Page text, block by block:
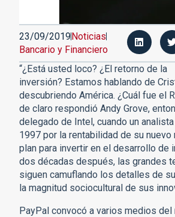
23/09/2019Noticias
Bancario y Financiero
“¿Está usted loco? ¿El retorno de la
inversión? Estamos hablando de
descubriendo América. ¿Cuál fue el
de claro respondió Andy Grove,
delegado de Intel, cuando un
1997 por la rentabilidad de su nuevo
plan para invertir en el desarrollo de
dos décadas después, las grandes
siguen camuflando los detalles de
la magnitud sociocultural de sus
PayPal convocó a varios medios del